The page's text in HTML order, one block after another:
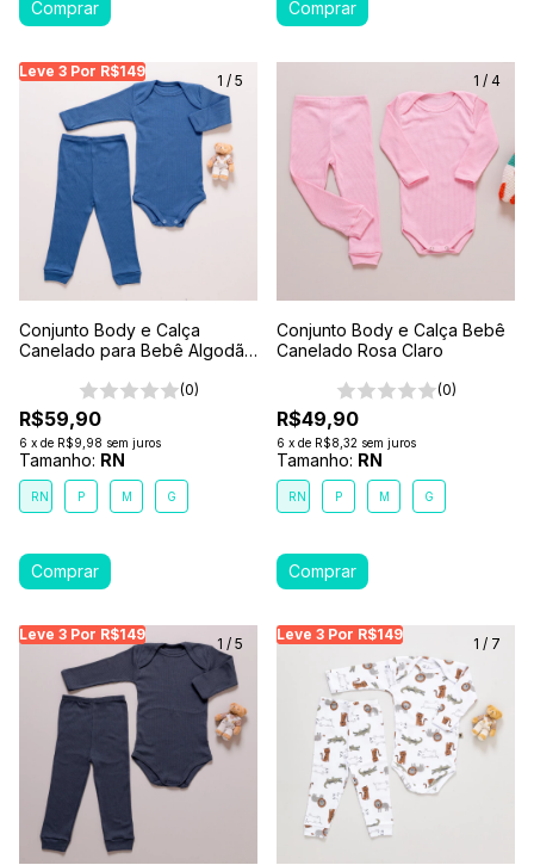
Leve 3 Por R$149
Leve 3 Por R$149 Leve
1 / 5
Conjunto Body e Calça
Canelado para Bebê Algodão
(0)
R$59,90
6 x de R$9,98 sem juros
Tamanho: RN
RN P M G
1 / 4
Conjunto Body e Calça Bebê
Canelado Rosa Claro
(0)
R$49,90
6 x de R$8,32 sem juros
Tamanho: RN
RN P M G
Leve 3 Por R$149
Leve 3 Por R$149 Leve 3 Por R$149 Leve
1 / 5
Leve 3 Por R$149
Leve 3 Por R$149
1 / 7